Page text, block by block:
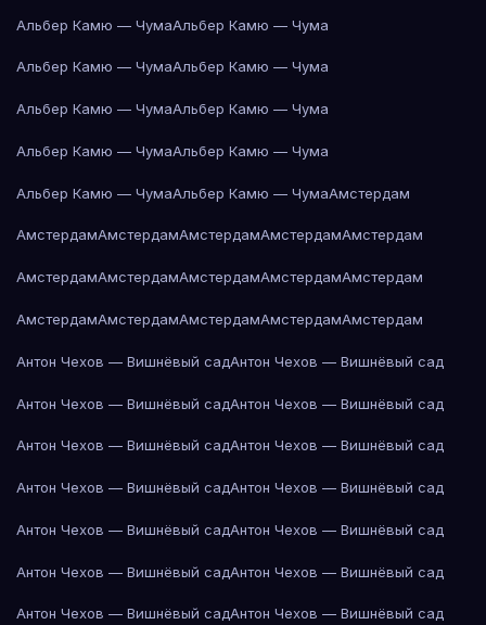
Альбер Камю — ЧумаАльбер Камю — Чума
Альбер Камю — ЧумаАльбер Камю — Чума
Альбер Камю — ЧумаАльбер Камю — Чума
Альбер Камю — ЧумаАльбер Камю — Чума
Альбер Камю — ЧумаАльбер Камю — ЧумаАмстердам
АмстердамАмстердамАмстердамАмстердамАмстердам
АмстердамАмстердамАмстердамАмстердамАмстердам
АмстердамАмстердамАмстердамАмстердамАмстердам
Антон Чехов — Вишнёвый садАнтон Чехов — Вишнёвый сад
Антон Чехов — Вишнёвый садАнтон Чехов — Вишнёвый сад
Антон Чехов — Вишнёвый садАнтон Чехов — Вишнёвый сад
Антон Чехов — Вишнёвый садАнтон Чехов — Вишнёвый сад
Антон Чехов — Вишнёвый садАнтон Чехов — Вишнёвый сад
Антон Чехов — Вишнёвый садАнтон Чехов — Вишнёвый сад
Антон Чехов — Вишнёвый садАнтон Чехов — Вишнёвый сад